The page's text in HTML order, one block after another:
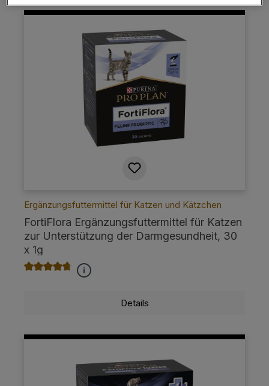
Ergänzungsfuttermittel für Katzen und Kätzchen
FortiFlora Ergänzungsfuttermittel für Katzen
zur Unterstützung der Darmgesundheit, 30
x 1g
Durchschnittliche Bewertung von 4.8 von 5 Sternen
Details